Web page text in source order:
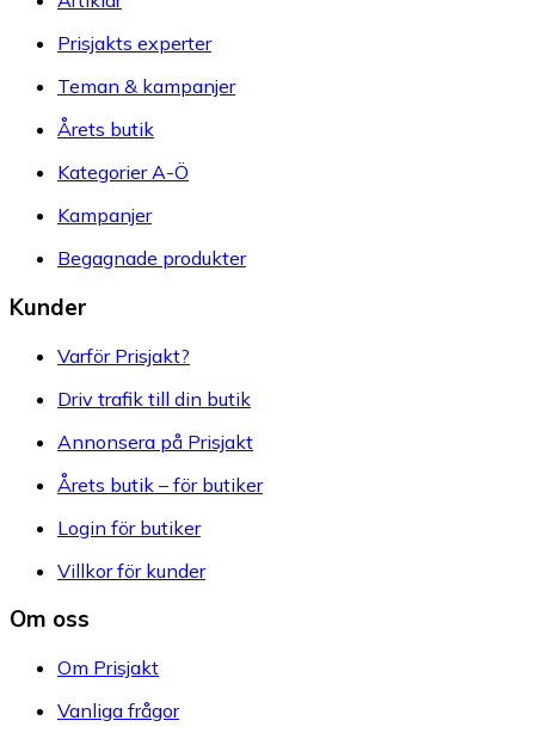
Prisjakts experter
Teman & kampanjer
Årets butik
Kategorier A-Ö
Kampanjer
Begagnade produkter
Kunder
Varför Prisjakt?
Driv trafik till din butik
Annonsera på Prisjakt
Årets butik – för butiker
Login för butiker
Villkor för kunder
Om oss
Om Prisjakt
Vanliga frågor